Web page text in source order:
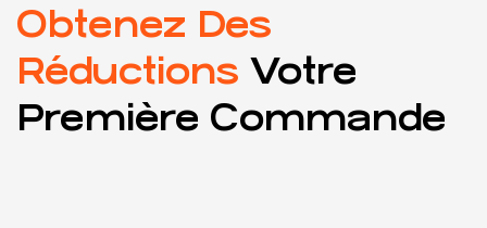
Obtenez Des
Réductions Votre
Première Commande